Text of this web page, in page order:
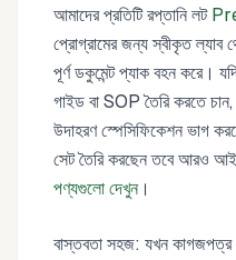
আমাদের প্রতিটি রপ্তানি লট
প্রোগ্রামের জন্য স্বীকৃত ল্যাব
পূর্ণ ডকুমেন্ট প্যাক বহন করে।
গাইড বা SOP তৈরি করতে
উদাহরণ স্পেসিফিকেশন ভাগ
সেট তৈরি করছেন তবে আরও
পণ্যগুলো দেখুন।
বাস্তবতা সহজ: যখন কাগজপত্র